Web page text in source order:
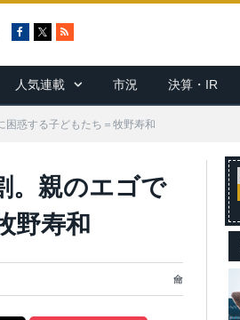
c
e
b
o
R
S
人気連載 市況 決算・IR
困惑する子どもたち＝牧野寿和
。親のエゴで
野寿和
龠